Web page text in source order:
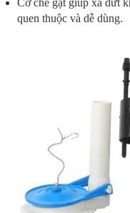
Cơ chế gạt giúp xả dứt
quen thuộc và dễ dùng.